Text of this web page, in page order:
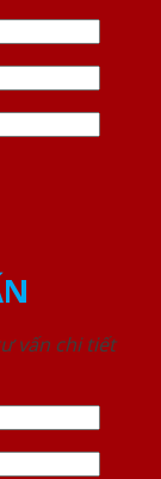
vấn chi tiết